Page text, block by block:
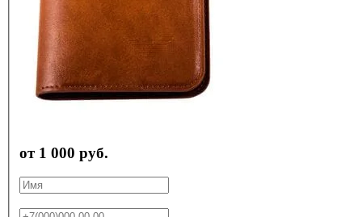
от 1 000 руб.